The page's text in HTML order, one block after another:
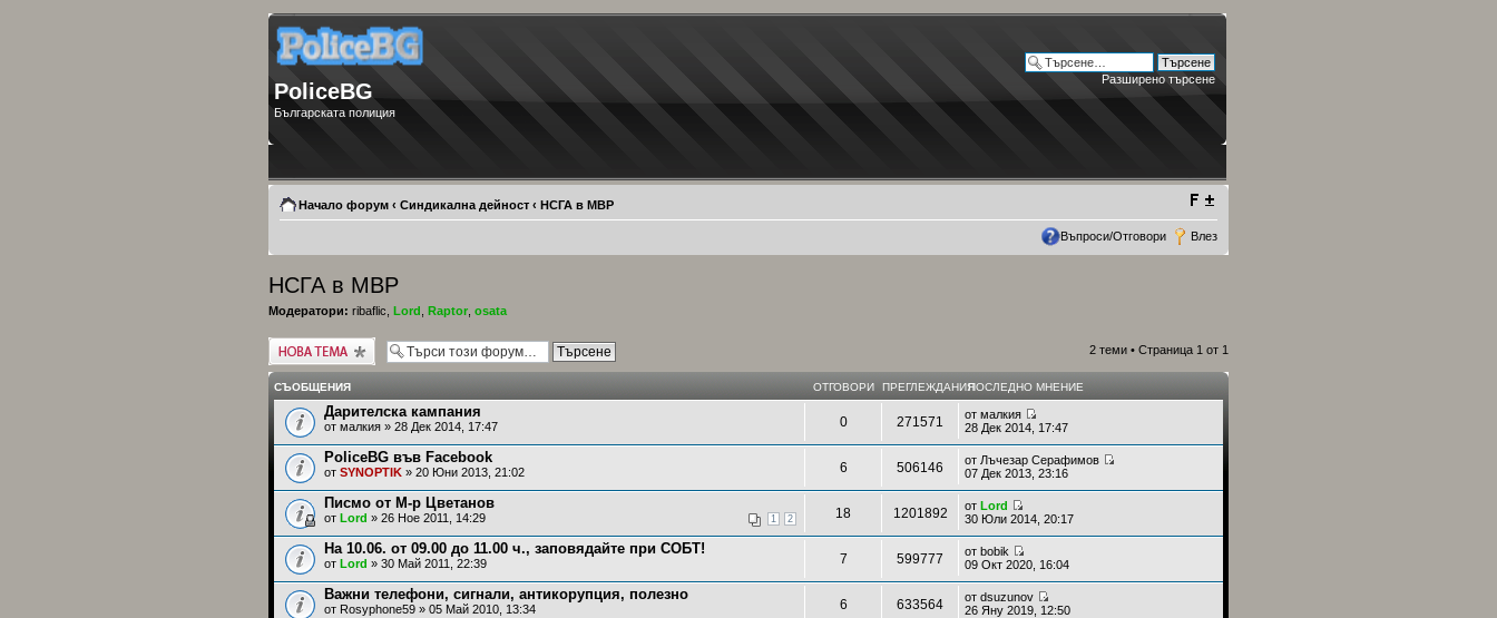
PoliceBG
Българската полиция
Разширено търсене
Начало форум ‹ Синдикална дейност ‹ НСГА в МВР
Въпроси/Отговори Влез
НСГА в МВР
Модератори: ribaflic Lord Raptor osata
Публикувай нова
тема
2 теми • Страница 1 от 1
СЪОБЩЕНИЯ ОТГОВОРИ ПРЕГЛЕЖДАНИЯПОСЛЕДНО МНЕНИЕ
Дарителска кампания
от малкия » 28 Дек 2014, 17:47 0 271571 отмалкия
28 Дек 2014, 17:47
PoliceBG във Facebook
от SYNOPTIK » 20 Юни 2013, 21:02 6 506146 от Лъчезар Серафимов
07 Дек 2013, 23:16
Писмо от М-р Цветанов
1 2
от Lord » 26 Ное 2011, 14:29 18 1201892 отLord
30 Юли 2014, 20:17
На 10.06. от 09.00 до 11.00 ч., заповядайте при СОБТ!
от Lord » 30 Май 2011, 22:39 7 599777 отbobik
09 Окт 2020, 16:04
Важни телефони, сигнали, антикорупция, полезно
от Rosyphone59 » 05 Май 2010, 13:34 6 633564 отdsuzunov
26 Яну 2019, 12:50